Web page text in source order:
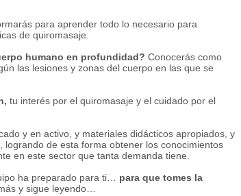
para aprender todo lo necesario para
de quiromasaje.
humano en profundidad? Conocerás como
las lesiones y zonas del cuerpo en las que se
tu interés por el quiromasaje y el cuidado por el
y en activo, y materiales didácticos apropiados, y
de esta forma obtener los conocimientos
en este sector que tanta demanda tiene.
ha preparado para ti… para que tomes la
y sigue leyendo…